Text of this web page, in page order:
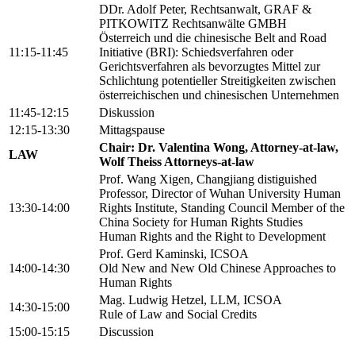
11:15-11:45
DDr. Adolf Peter, Rechtsanwalt, GRAF &
PITKOWITZ Rechtsanwälte GMBH
Österreich und die chinesische Belt and Road
Initiative (BRI): Schiedsverfahren oder
Gerichtsverfahren als bevorzugtes Mittel zur
Schlichtung potentieller Streitigkeiten zwischen
österreichischen und chinesischen Unternehmen
11:45-12:15
Diskussion
12:15-13:30
Mittagspause
LAW
Chair: Dr. Valentina Wong, Attorney-at-law,
Wolf Theiss Attorneys-at-law
13:30-14:00
Prof. Wang Xigen, Changjiang distiguished
Professor, Director of Wuhan University Human
Rights Institute, Standing Council Member of the
China Society for Human Rights Studies
Human Rights and the Right to Development
14:00-14:30
Prof. Gerd Kaminski, ICSOA
Old New and New Old Chinese Approaches to
Human Rights
14:30-15:00
Mag. Ludwig Hetzel, LLM, ICSOA
Rule of Law and Social Credits
15:00-15:15
Discussion